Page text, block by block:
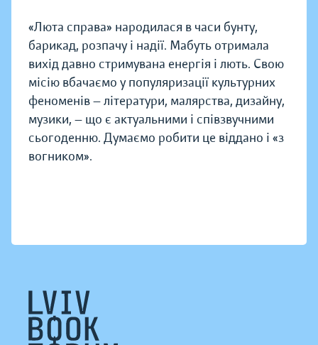
«Люта справа» народилася в часи бунту,
барикад, розпачу і надії. Мабуть отримала
вихід давно стримувана енергія і лють. Свою
місію вбачаємо у популяризації культурних
феноменів — літератури, малярства, дизайну,
музики, — що є актуальними і співзвучними
сьогоденню. Думаємо робити це віддано і «з
вогником».